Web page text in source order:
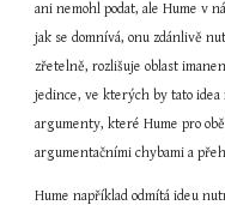
ani nemohl podat, ale Hume v
jak se domnívá, onu zdánlivě
zřetelně, rozlišuje oblast
jedince, ve kterých by tato idea
argumenty, které Hume pro
argumentačními chybami a
Hume například odmítá ideu